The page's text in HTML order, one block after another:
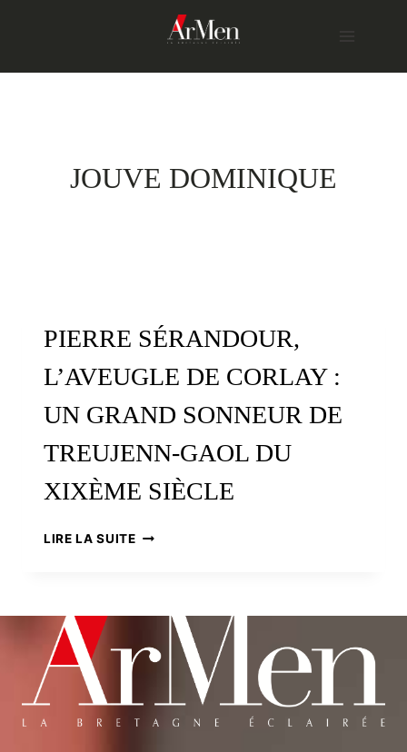
JOUVE DOMINIQUE
PIERRE SÉRANDOUR,
L’AVEUGLE DE CORLAY :
UN GRAND SONNEUR DE
TREUJENN-GAOL DU
XIXÈME SIÈCLE
LIRE LA SUITEPIERRE
UN
GRAND
SONNEUR
DE
TREUJENN-